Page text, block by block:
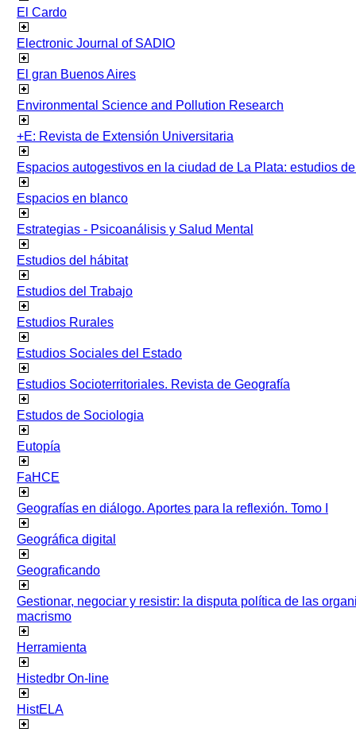
El Cardo
Electronic Journal of SADIO
El gran Buenos Aires
Environmental Science and Pollution Research
+E: Revista de Extensión Universitaria
Espacios autogestivos en la ciudad de La Plata: estudios
Espacios en blanco
Estrategias - Psicoanálisis y Salud Mental
Estudios del hábitat
Estudios del Trabajo
Estudios Rurales
Estudios Sociales del Estado
Estudios Socioterritoriales. Revista de Geografía
Estudos de Sociologia
Eutopía
FaHCE
Geografías en diálogo. Aportes para la reflexión. Tomo I
Geográfica digital
Geograficando
Gestionar, negociar y resistir: la disputa política de las
macrismo
Herramienta
Histedbr On-line
HistELA